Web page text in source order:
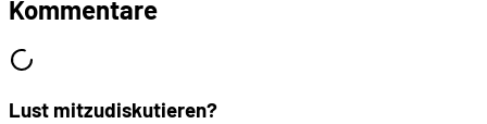
Kommentare
Lust mitzudiskutieren?